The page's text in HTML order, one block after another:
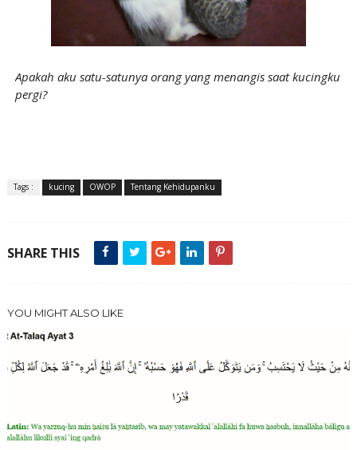
Apakah aku satu-satunya orang yang menangis saat kucingku
pergi?
Tags : kucing OWOP Tentang Kehidupanku
SHARE THIS
YOU MIGHT ALSO LIKE